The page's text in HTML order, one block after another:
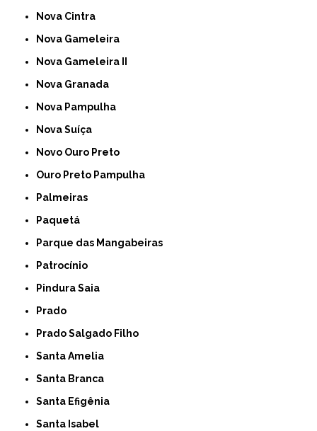
Nova Cintra
Nova Gameleira
Nova Gameleira II
Nova Granada
Nova Pampulha
Nova Suíça
Novo Ouro Preto
Ouro Preto Pampulha
Palmeiras
Paquetá
Parque das Mangabeiras
Patrocínio
Pindura Saia
Prado
Prado Salgado Filho
Santa Amelia
Santa Branca
Santa Efigênia
Santa Isabel